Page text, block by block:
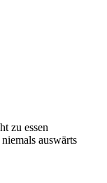
zu essen
auswärts